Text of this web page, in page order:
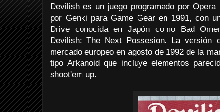
Devilish es un juego programado por
por Genki para Game Gear en 1991, con
Drive conocida en Japón como Bad
Devilish: The Next Possesion. La versión
mercado europeo en agosto de 1992 de la
tipo Arkanoid que incluye elementos
shoot'em up.